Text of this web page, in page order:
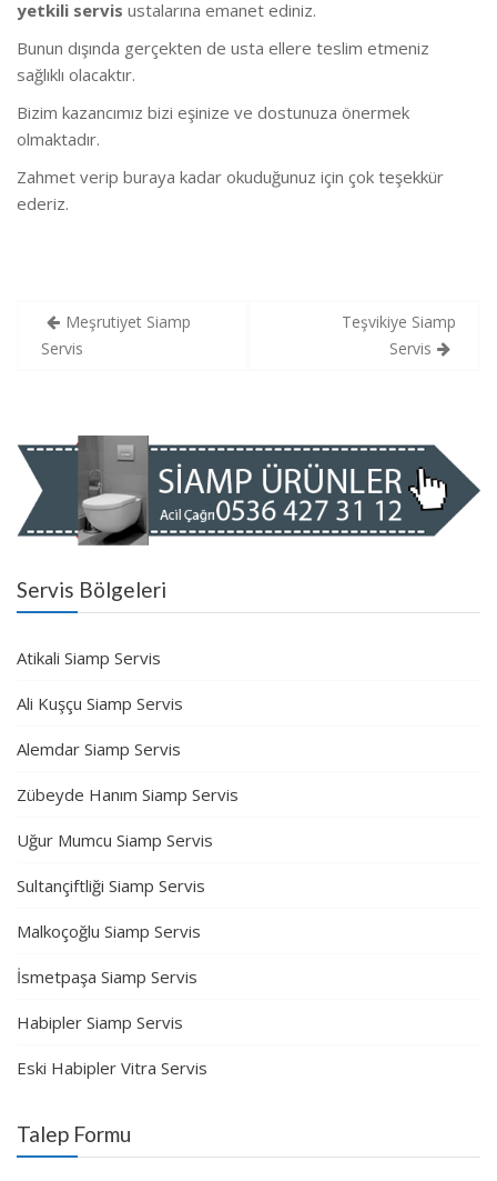
yetkili servis ustalarına emanet ediniz.
Bunun dışında gerçekten de usta ellere teslim etmeniz
sağlıklı olacaktır.
Bizim kazancımız bizi eşinize ve dostunuza önermek
olmaktadır.
Zahmet verip buraya kadar okuduğunuz için çok teşekkür
ederiz.
Yazı
gezinmesi
Meşrutiyet Siamp
Servis
Teşvikiye Siamp
Servis
Servis Bölgeleri
Atikali Siamp Servis
Ali Kuşçu Siamp Servis
Alemdar Siamp Servis
Zübeyde Hanım Siamp Servis
Uğur Mumcu Siamp Servis
Sultançiftliği Siamp Servis
Malkoçoğlu Siamp Servis
İsmetpaşa Siamp Servis
Habipler Siamp Servis
Eski Habipler Vitra Servis
Talep Formu